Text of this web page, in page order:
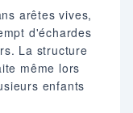
arêtes vives,
d'échardes
La structure
même lors
enfants